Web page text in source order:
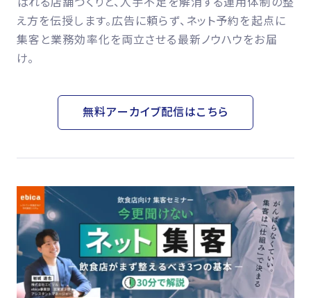
え方を伝授します。広告に頼らず、ネット予約を起点に
集客と業務効率化を両立させる最新ノウハウをお届
け。
無料アーカイブ配信はこちら